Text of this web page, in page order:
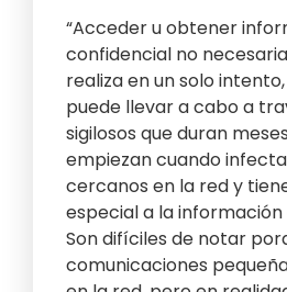
“Acceder u obtener
confidencial no
realiza en un solo
puede llevar a cabo a
sigilosos que duran
empiezan cuando
cercanos en la red y
especial a la información
Son difíciles de notar
comunicaciones